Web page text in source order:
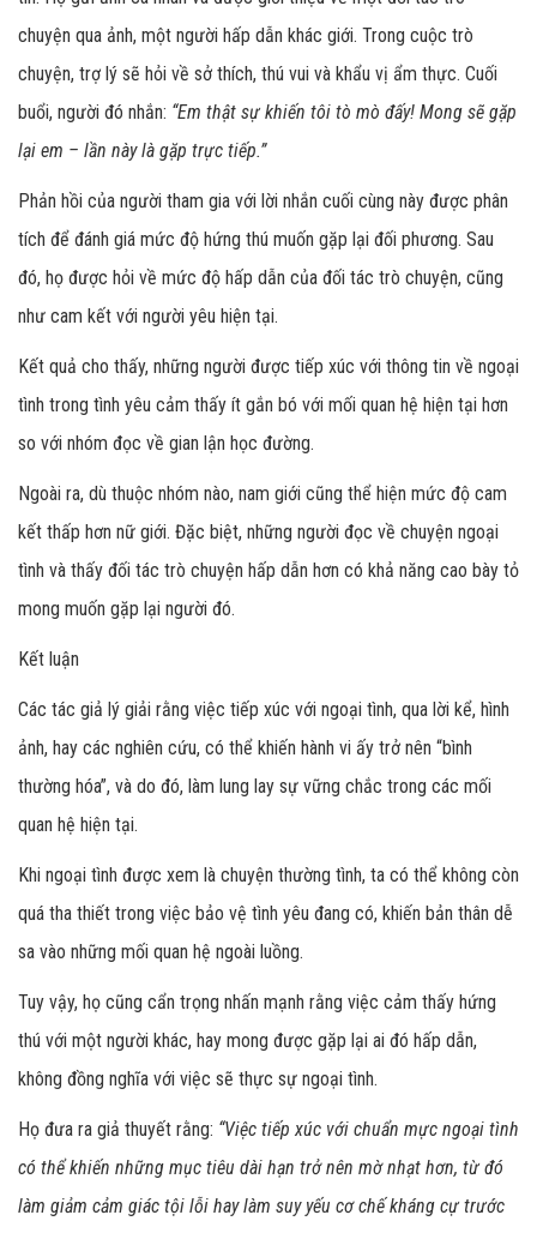
chuyện qua ảnh, một người hấp dẫn khác giới. Trong cuộc trò
chuyện, trợ lý sẽ hỏi về sở thích, thú vui và khẩu vị ẩm thực. Cuối
buổi, người đó nhắn: “Em thật sự khiến tôi tò mò đấy! Mong sẽ gặp
lại em – lần này là gặp trực tiếp.”
Phản hồi của người tham gia với lời nhắn cuối cùng này được phân
tích để đánh giá mức độ hứng thú muốn gặp lại đối phương. Sau
đó, họ được hỏi về mức độ hấp dẫn của đối tác trò chuyện, cũng
như cam kết với người yêu hiện tại.
Kết quả cho thấy, những người được tiếp xúc với thông tin về ngoại
tình trong tình yêu cảm thấy ít gắn bó với mối quan hệ hiện tại hơn
so với nhóm đọc về gian lận học đường.
Ngoài ra, dù thuộc nhóm nào, nam giới cũng thể hiện mức độ cam
kết thấp hơn nữ giới. Đặc biệt, những người đọc về chuyện ngoại
tình và thấy đối tác trò chuyện hấp dẫn hơn có khả năng cao bày tỏ
mong muốn gặp lại người đó.
Kết luận
Các tác giả lý giải rằng việc tiếp xúc với ngoại tình, qua lời kể, hình
ảnh, hay các nghiên cứu, có thể khiến hành vi ấy trở nên “bình
thường hóa”, và do đó, làm lung lay sự vững chắc trong các mối
quan hệ hiện tại.
Khi ngoại tình được xem là chuyện thường tình, ta có thể không còn
quá tha thiết trong việc bảo vệ tình yêu đang có, khiến bản thân dễ
sa vào những mối quan hệ ngoài luồng.
Tuy vậy, họ cũng cẩn trọng nhấn mạnh rằng việc cảm thấy hứng
thú với một người khác, hay mong được gặp lại ai đó hấp dẫn,
không đồng nghĩa với việc sẽ thực sự ngoại tình.
Họ đưa ra giả thuyết rằng: “Việc tiếp xúc với chuẩn mực ngoại tình
có thể khiến những mục tiêu dài hạn trở nên mờ nhạt hơn, từ đó
làm giảm cảm giác tội lỗi hay làm suy yếu cơ chế kháng cự trước